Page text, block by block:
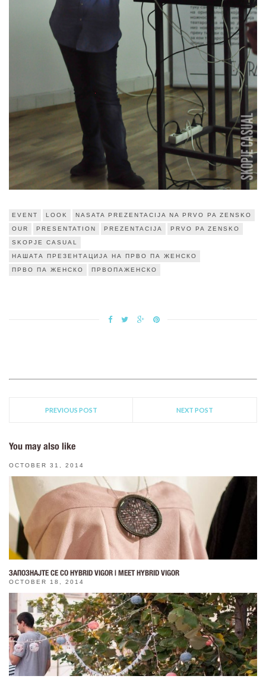
EVENT LOOK NASATA PREZENTACIJA NA PRVO PA ZENSKO
OUR PRESENTATION PREZENTACIJA PRVO PA ZENSKO
SKOPJE CASUAL
НАШАТА ПРЕЗЕНТАЦИЈА НА ПРВО ПА ЖЕНСКО
ПРВО ПА ЖЕНСКО ПРВОПАЖЕНСКО
PREVIOUS POST NEXT POST
You may also like
OCTOBER 31, 2014
ЗАПОЗНАЈТЕ СЕ СО HYBRID VIGOR | MEET HYBRID VIGOR
OCTOBER 18, 2014